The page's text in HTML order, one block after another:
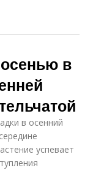
в
в осенний
успевает